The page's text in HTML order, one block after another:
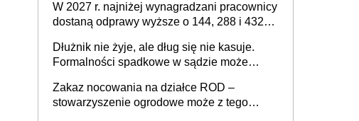
W 2027 r. najniżej wynagradzani pracownicy
dostaną odprawy wyższe o 144, 288 i 432
Dłużnik nie żyje, ale dług się nie kasuje.
Formalności spadkowe w sądzie może
zmarłego
Zakaz nocowania na działce ROD –
stowarzyszenie ogrodowe może z tego